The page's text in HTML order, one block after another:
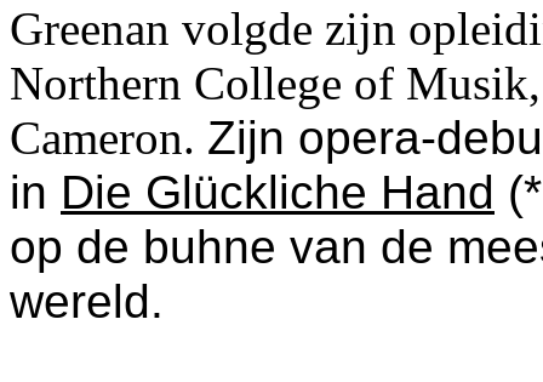
Greenan volgde zijn
Northern College of
Cameron. Zijn opera-
in Die Glückliche Hand
op de buhne van de
wereld.